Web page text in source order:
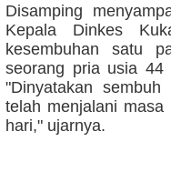
Disamping
Kepala Dinkes
kesembuhan satu
seorang pria usia 44
"Dinyatakan
telah menjalani
hari," ujarnya.